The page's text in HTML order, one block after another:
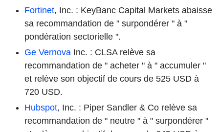
Fortinet, Inc. : KeyBanc Capital Markets abaisse
sa recommandation de " surpondérer " à "
pondération sectorielle ".
Ge Vernova Inc. : CLSA relève sa
recommandation de " acheter " à " accumuler "
et relève son objectif de cours de 525 USD à
720 USD.
Hubspot, Inc. : Piper Sandler & Co relève sa
recommandation de " neutre " à " surpondérer "